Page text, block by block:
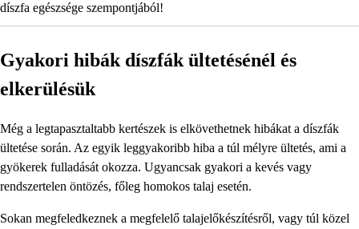
díszfa egészsége szempontjából!
Gyakori hibák díszfák ültetésénél és
elkerülésük
Még a legtapasztaltabb kertészek is elkövethetnek hibákat a díszfák
ültetése során. Az egyik leggyakoribb hiba a túl mélyre ültetés, ami a
gyökerek fulladását okozza. Ugyancsak gyakori a kevés vagy
rendszertelen öntözés, főleg homokos talaj esetén.
Sokan megfeledkeznek a megfelelő talajelőkészítésről, vagy túl közel